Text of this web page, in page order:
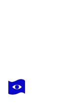
CHEEKY BUNNY
DJ Donald